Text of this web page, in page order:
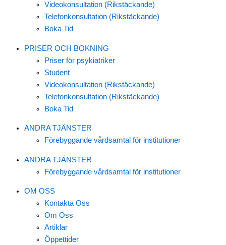
Videokonsultation (Rikstäckande)
Telefonkonsultation (Rikstäckande)
Boka Tid
PRISER OCH BOKNING
Priser för psykiatriker
Student
Videokonsultation (Rikstäckande)
Telefonkonsultation (Rikstäckande)
Boka Tid
ANDRA TJÄNSTER
Förebyggande vårdsamtal för institutioner
ANDRA TJÄNSTER
Förebyggande vårdsamtal för institutioner
OM OSS
Kontakta Oss
Om Oss
Artiklar
Öppettider